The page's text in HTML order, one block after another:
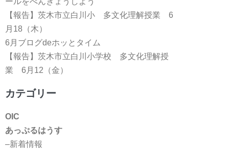
【報告】茨木市立白川小 多文化理解授業 6
月18（木）
6月ブログdeホッとタイム
【報告】茨木市立白川小学校 多文化理解授
業 6月12（金）
カテゴリー
OIC
あっぷるはうす
–新着情報